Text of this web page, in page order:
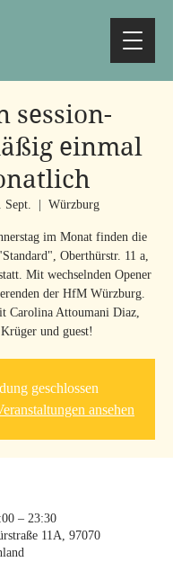
session-
einmal
Sept. Würzburg
im Monat finden die
Oberthürstr. 11 a,
Mit wechselnden Opener
der HfM Würzburg.
Carolina Attoumani Diaz,
und guest!
geschlossen
ansehen
– 23:30
11A, 97070